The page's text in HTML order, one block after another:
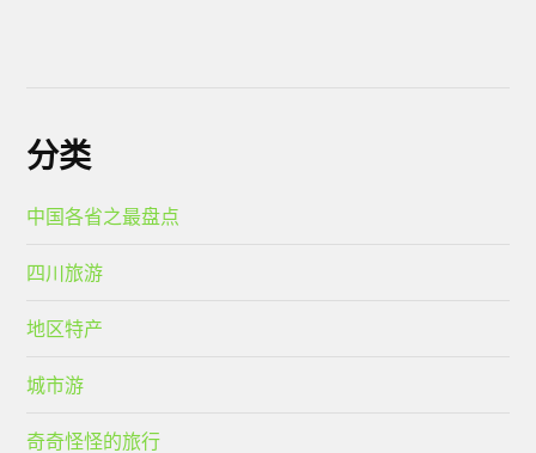
分类
中国各省之最盘点
四川旅游
地区特产
城市游
奇奇怪怪的旅行